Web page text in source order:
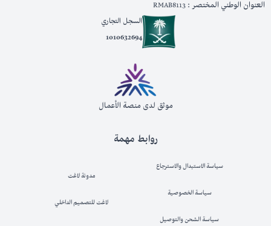
روابط مهمة
سياسة الاستبدال والاسترجاع
سياسة الخصوصية
سياسة الشحن والتوصيل
مدونة لاغت
لاغت للتصميم الداخلي
العنوان الوطني المختصر : RMAB8113
السجل التجاري
1010632694
موثق لدى منصة الأعمال